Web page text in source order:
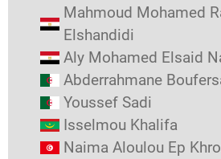
Mahmoud Mohamed
Elshandidi
Aly Mohamed Elsaid
Abderrahmane
Youssef Sadi
Isselmou Khalifa
Naima Aloulou Ep